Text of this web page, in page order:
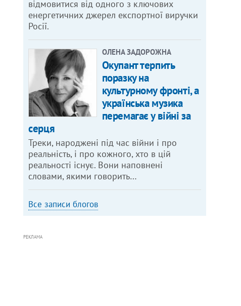
відмовитися від одного з ключових
енергетичних джерел експортної виручки
Росії.
ОЛЕНА ЗАДОРОЖНА
Окупант терпить
поразку на
культурному фронті, а
українська музика
перемагає у війні за
серця
Треки, народжені під час війни і про
реальність, і про кожного, хто в цій
реальності існує. Вони наповнені
словами, якими говорить…
Все записи блогов
РЕКЛАМА